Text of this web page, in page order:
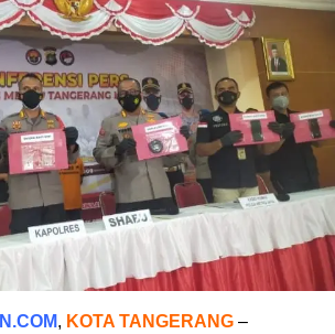
, KOTA TANGERANG –